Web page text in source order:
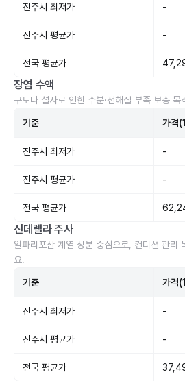
진주시 최저가 -
진주시 평균가 -
전국 평균가
장염 수액
구토나 설사로 인한 수분·전해질 부족 보충
기준 가격
진주시 최저가 -
진주시 평균가 -
전국 평균가
신데렐라 주사
알파리포산 계열 성분 중심으로, 컨디션 관리
요.
기준 가격
진주시 최저가 -
진주시 평균가 -
전국 평균가